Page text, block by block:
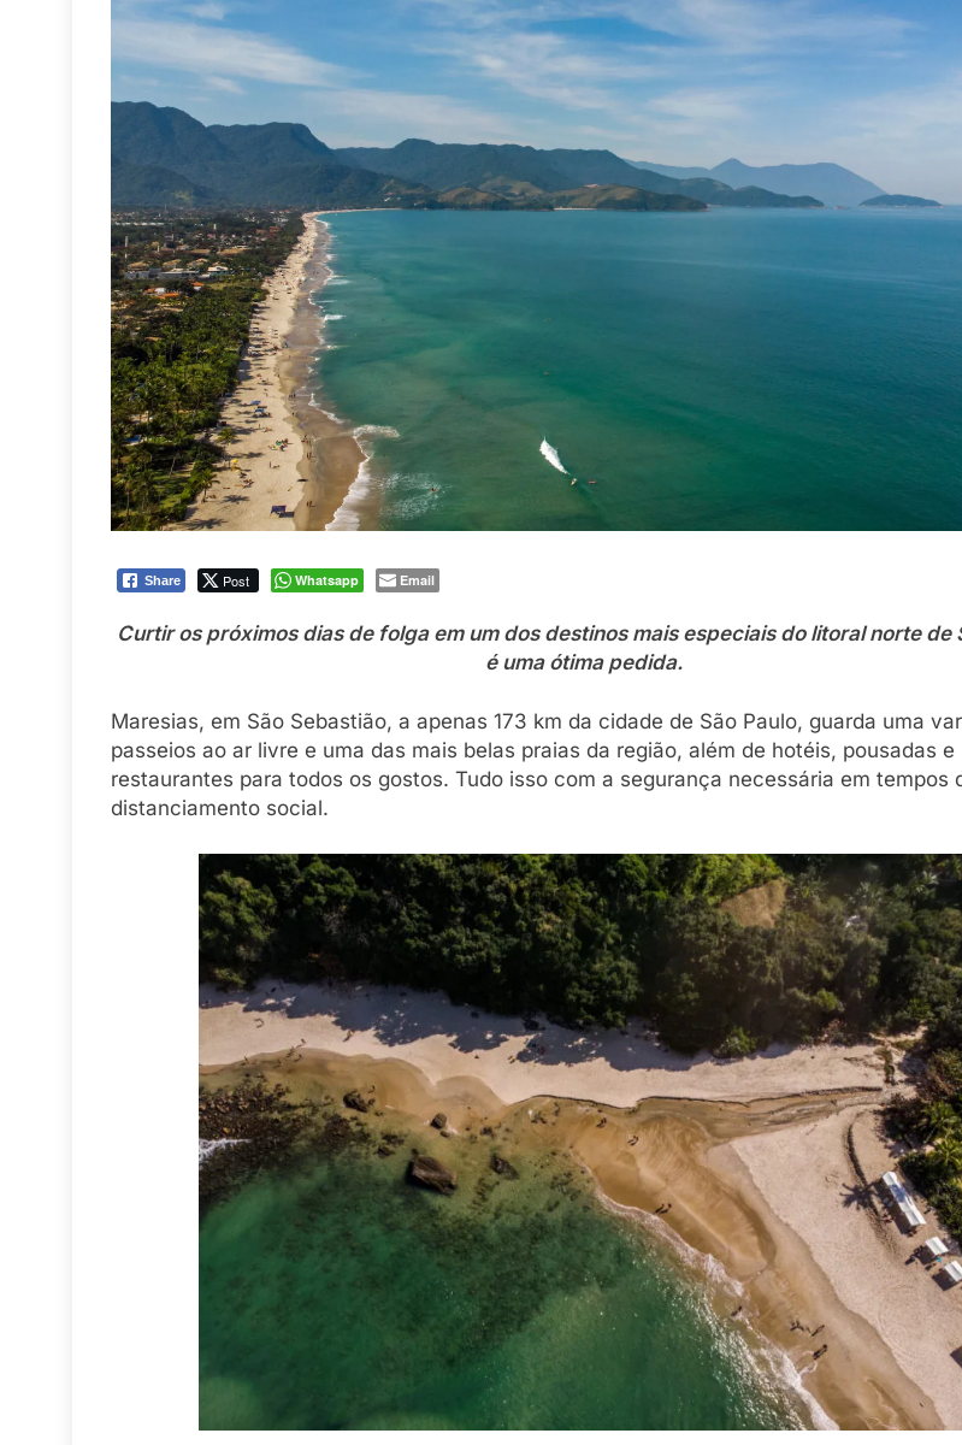
Share Post Whatsapp Email
Curtir os próximos dias de folga em um dos destinos mais especiais do litoral norte de
é uma ótima pedida.
Maresias, em São Sebastião, a apenas 173 km da cidade de São Paulo, guarda uma
passeios ao ar livre e uma das mais belas praias da região, além de hotéis, pousadas e
restaurantes para todos os gostos. Tudo isso com a segurança necessária em tempos
distanciamento social.